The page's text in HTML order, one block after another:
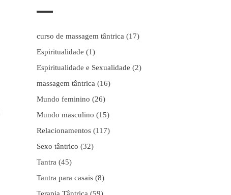
curso de massagem tântrica (17)
Espiritualidade (1)
Espiritualidade e Sexualidade (2)
massagem tântrica (16)
Mundo feminino (26)
Mundo masculino (15)
Relacionamentos (117)
Sexo tântrico (32)
Tantra (45)
Tantra para casais (8)
Terapia Tântrica (59)